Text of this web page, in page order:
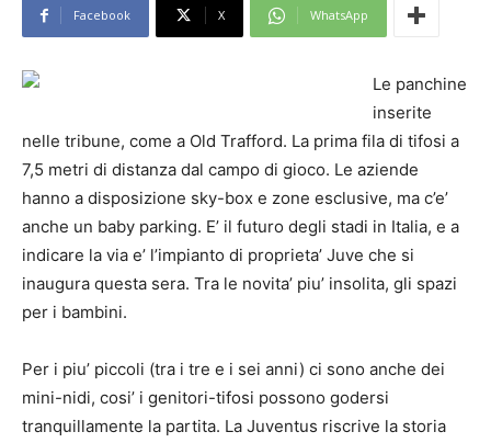
Facebook X WhatsApp
Le panchine
inserite
nelle tribune, come a Old Trafford. La prima fila di tifosi a
7,5 metri di distanza dal campo di gioco. Le aziende
hanno a disposizione sky-box e zone esclusive, ma c’e’
anche un baby parking. E’ il futuro degli stadi in Italia, e a
indicare la via e’ l’impianto di proprieta’ Juve che si
inaugura questa sera. Tra le novita’ piu’ insolita, gli spazi
per i bambini.
Per i piu’ piccoli (tra i tre e i sei anni) ci sono anche dei
mini-nidi, cosi’ i genitori-tifosi possono godersi
tranquillamente la partita. La Juventus riscrive la storia